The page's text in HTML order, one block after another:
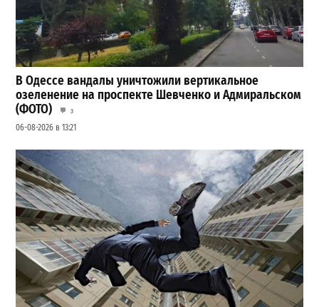
В Одессе вандалы уничтожили вертикальное
озеленение на проспекте Шевченко и Адмиральском
(ФОТО)
3
06-08-2026 в 13:21